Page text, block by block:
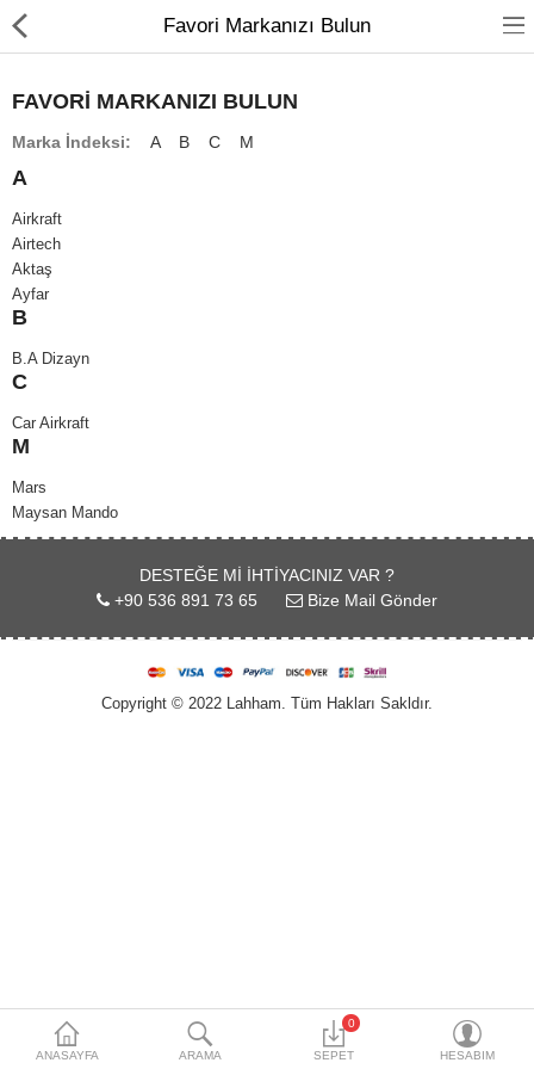
Anasayfa
Körükler
Amortisor
ZKL EMÜLATÖRLER
Markalar
Tüm Ürünler
ANASAYFA ARAMA
0
SEPET HESABIM
Favori Markanızı Bulun
FAVORI MARKANIZI BULUN
Marka İndeksi: A B C M
A
Airkraft
Airtech
Aktaş
Ayfar
B
B.A Dizayn
C
Car Airkraft
M
Mars
Maysan Mando
DESTEĞE MI IHTIYACINIZ VAR ?
+90 536 891 73 65
Bize Mail Gönder
Copyright © 2022 Lahham. Tüm Hakları Sakldır.